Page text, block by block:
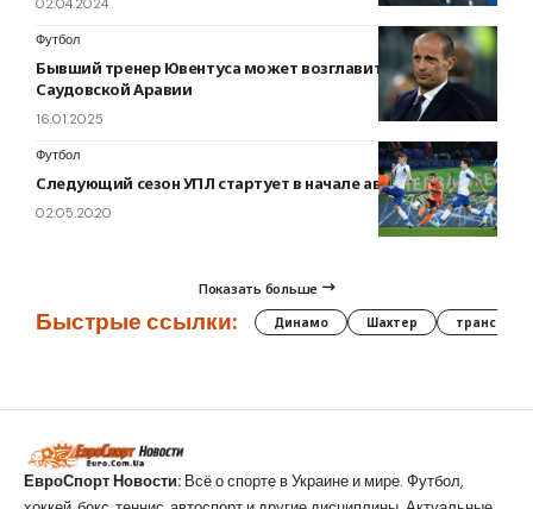
Футбол
Бывший тренер Ювентуса может возглавить клуб из
Саудовской Аравии
16.01.2025
Футбол
Следующий сезон УПЛ стартует в начале августа?
02.05.2020
Показать больше
Быстрые ссылки: Динамо Шахтер трансферы
ЕвроСпорт Новости: Всё о спорте в Украине и мире. Футбол,